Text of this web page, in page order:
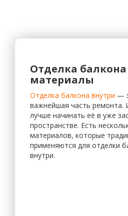
Отделка балкона
материалы
Отделка балкона внутри —
важнейшая часть ремонта.
лучше начинать её в уже
пространстве. Есть
материалов, которые
применяются для отделки
внутри.